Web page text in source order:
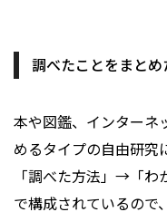
調べたことをまとめ
本や図鑑、インターネ
めるタイプの自由研
「調べた方法」→「
で構成されているので